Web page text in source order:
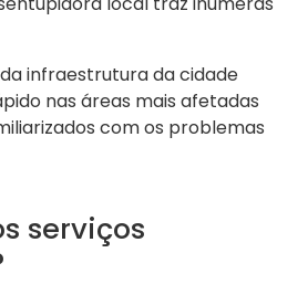
infraestrutura da cidade
nas áreas mais afetadas
com os problemas
serviços